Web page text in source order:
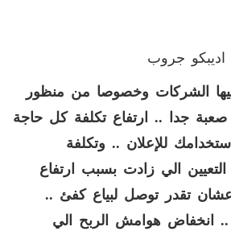
جروب
الشركات وخصوصا من منظور
صعبة جدا .. ارتفاع تكلفة كل حاجة
للإعلان .. وتكلفة
التعيين الي زادت بسبب ارتفاع
تقدر توصل لبياع كفئ ..
.. انخفاض هوامش الربح الي